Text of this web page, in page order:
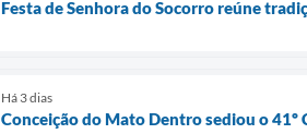
Festa de Senhora do Socorro reúne
Há 3 dias
Conceição do Mato Dentro sediou o 41º